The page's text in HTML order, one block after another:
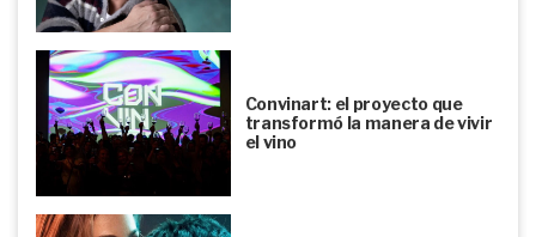
Convinart: el proyecto que
transformó la manera de vivir
el vino